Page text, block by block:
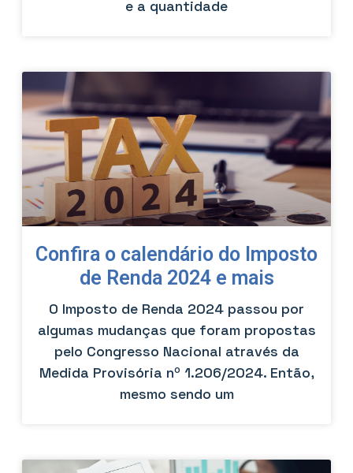
e a quantidade
Confira o calendário do Imposto
de Renda 2024 e mais
O Imposto de Renda 2024 passou por
algumas mudanças que foram propostas
pelo Congresso Nacional através da
Medida Provisória nº 1.206/2024. Então,
mesmo sendo um